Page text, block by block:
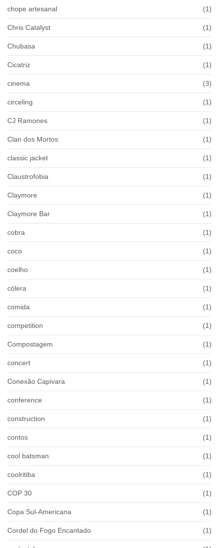
chope artesanal (1)
Chris Catalyst (1)
Chubasa (1)
Cicatriz (1)
cinema (3)
circeling (1)
CJ Ramones (1)
Clan dos Mortos (1)
classic jacket (1)
Claustrofobia (1)
Claymore (1)
Claymore Bar (1)
cobra (1)
coco (1)
coelho (1)
cólera (1)
comida (1)
competition (1)
Compostagem (1)
concert (1)
Conexão Capivara (1)
conference (1)
construction (1)
contos (1)
cool batsman (1)
coolritiba (1)
COP 30 (1)
Copa Sul-Americana (1)
Cordel do Fogo Encantado (1)